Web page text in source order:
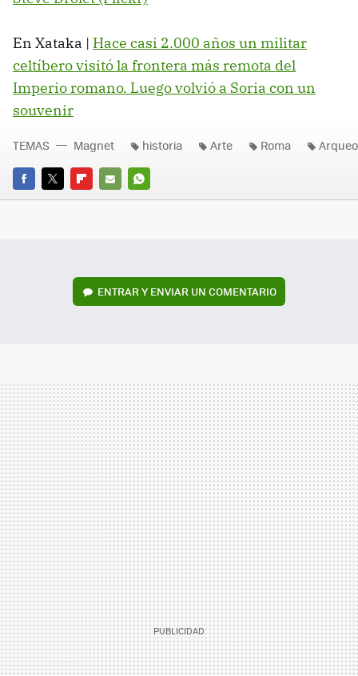
En Xataka | Hace casi 2.000 años un militar
celtíbero visitó la frontera más remota del
Imperio romano. Luego volvió a Soria con un
souvenir
FACEBOOK
TWITTERFLIPBOARD
E-
WHATSAPP
TEMAS Magnet historia Arte Roma
ENTRAR Y ENVIAR UN COMENTARIO